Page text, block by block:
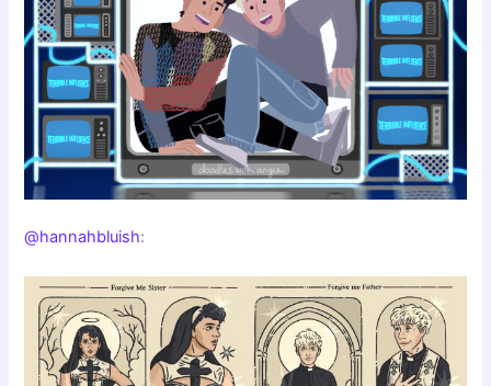
@hannahbluish: